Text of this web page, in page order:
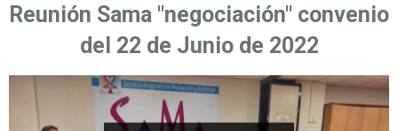
Reunión Sama "negociación" convenio
del 22 de Junio de 2022